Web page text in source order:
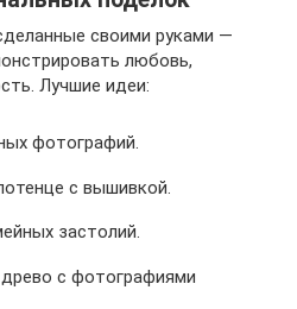
своими руками —
любовь,
Лучшие идеи:
фотографий.
с вышивкой.
застолий.
древо с фотографиями